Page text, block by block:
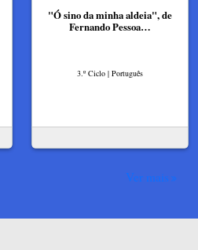
"Ó sino da minha aldeia", de
Fernando Pessoa…
3.º Ciclo | Português
Ver mais